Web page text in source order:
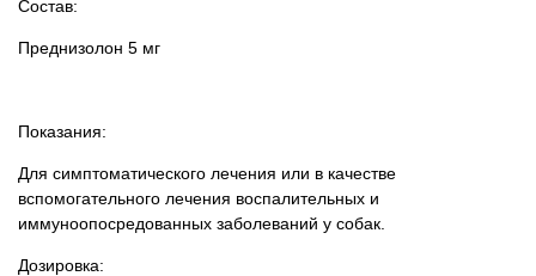
Состав:
Преднизолон 5 мг
Показания:
Для симптоматического лечения или в качестве
вспомогательного лечения воспалительных и
иммуноопосредованных заболеваний у собак.
Дозировка:
Подарочные сертификаты
Товары для грызунов
Товары для лошадей
Товары для людей